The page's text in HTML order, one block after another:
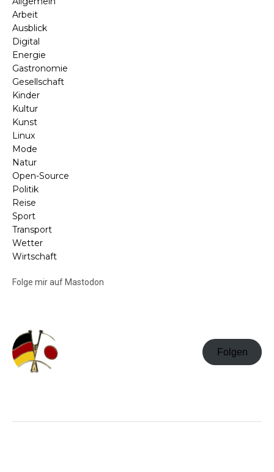
Arbeit
Ausblick
Digital
Energie
Gastronomie
Gesellschaft
Kinder
Kultur
Kunst
Linux
Mode
Natur
Open-Source
Politik
Reise
Sport
Transport
Wetter
Wirtschaft
Folge mir auf Mastodon
Folgen